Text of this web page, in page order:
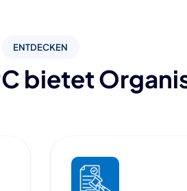
ENTDECKEN
bietet